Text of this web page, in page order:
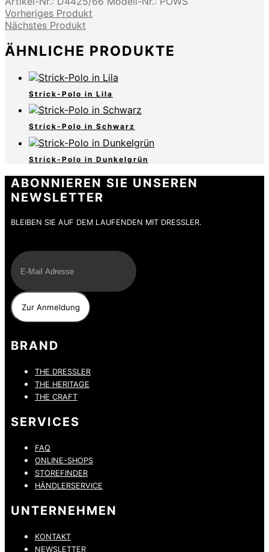
Vorheriges Produkt
Nächstes Produkt
ÄHNLICHE PRODUKTE
Strick-Polo in Lila
Strick-Polo in Schwarz
Strick-Polo in Dunkelgrün
ABONNIEREN SIE UNSEREN
NEWSLETTER
BLEIBEN SIE AUF DEM LAUFENDEN MIT DRESSLER.
BRAND
THE DRESSLER
THE HERITAGE
THE CRAFT
SERVICES
FAQ
ONLINE-SHOPS
STOREFINDER
HÄNDLERSERVICE
UNTERNEHMEN
KONTAKT
NEWSLETTER